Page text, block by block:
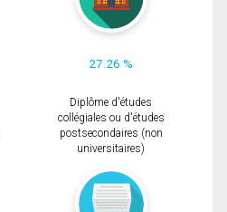
27.26 %
Diplôme d'études
collégiales ou d'études
postsecondaires (non
universitaires)